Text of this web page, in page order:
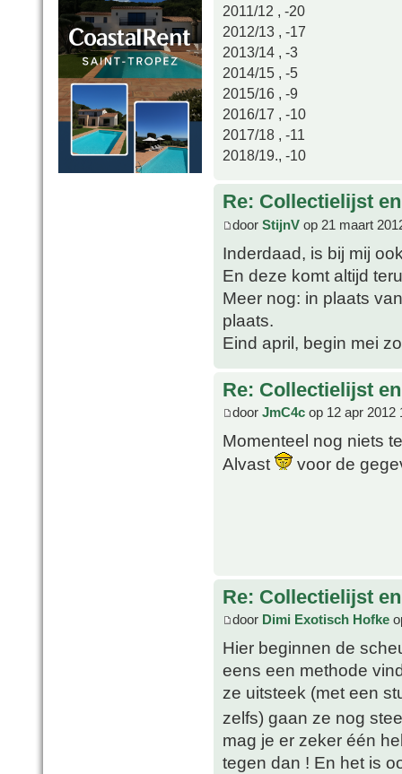
2011/12 , -20
2012/13 , -17
2013/14 , -3
2014/15 , -5
2015/16 , -9
2016/17 , -10
2017/18 , -11
2018/19., -10
Re: Collectielijst
door StijnV op 21 maart
Inderdaad, is bij mij
En deze komt altijd
Meer nog: in plaats
plaats.
Eind april, begin mei
Re: Collectielijst
door JmC4c op 12 apr 2012
Momenteel nog niets
Alvast
voor de
Re: Collectielijst
door Dimi Exotisch Hofke
Hier beginnen de
eens een methode
ze uitsteek (met een
zelfs) gaan ze nog
mag je er zeker één
tegen dan ! En het is